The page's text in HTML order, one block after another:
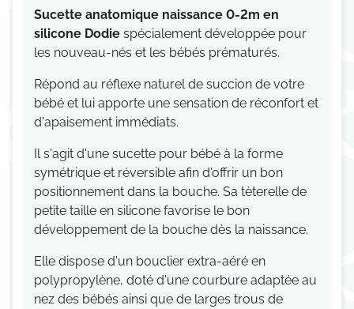
Sucette anatomique naissance 0-2m en
silicone Dodiespécialement développée pour
les nouveau-nés et les bébés prématurés.
Répond au réflexe naturel de succion de votre
bébé et lui apporte une sensation de réconfort et
d'apaisement immédiats.
Il s'agit d'une sucette pour bébéà la forme
symétriqueet réversible afin d'offrir un bon
positionnement dans la bouche. Sa tèterelle de
petite taille en silicone favorise le bon
développement de la bouche dès la naissance.
Elle dispose d'un bouclier extra-aéré en
polypropylène, doté d'une courbure adaptée au
nez des bébés ainsi que de larges trous de